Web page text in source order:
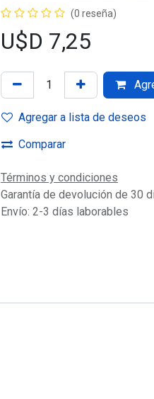
(0 reseña)
U$D 7,25
Agregar a lista de deseos
Comparar
Términos y condiciones
Garantía de devolución de 30
Envío: 2-3 días laborables